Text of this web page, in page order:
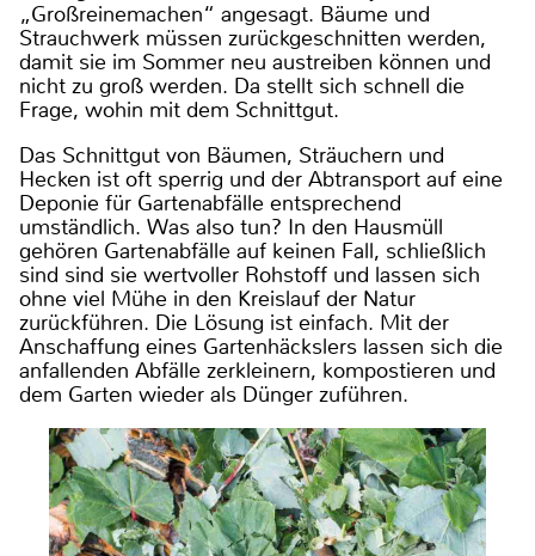
„Großreinemachen“ angesagt. Bäume und
Strauchwerk müssen zurückgeschnitten werden,
damit sie im Sommer neu austreiben können und
nicht zu groß werden. Da stellt sich schnell die
Frage, wohin mit dem Schnittgut.
Das Schnittgut von Bäumen, Sträuchern und
Hecken ist oft sperrig und der Abtransport auf eine
Deponie für Gartenabfälle entsprechend
umständlich. Was also tun? In den Hausmüll
gehören Gartenabfälle auf keinen Fall, schließlich
sind sind sie wertvoller Rohstoff und lassen sich
ohne viel Mühe in den Kreislauf der Natur
zurückführen. Die Lösung ist einfach. Mit der
Anschaffung eines Gartenhäckslers lassen sich die
anfallenden Abfälle zerkleinern, kompostieren und
dem Garten wieder als Dünger zuführen.